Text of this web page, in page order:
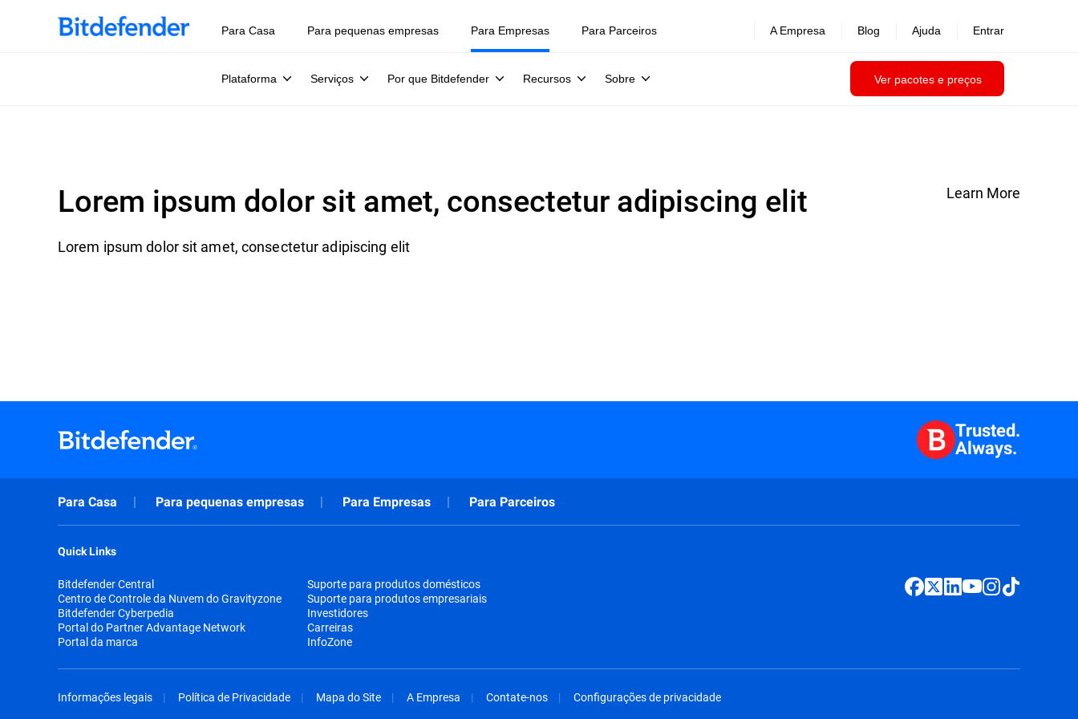
Para Casa Para pequenas empresas Para Empresas
Plataforma Serviços Por que Bitdefender Recursos Sobre Ver pacotes e preços
Para Parceiros A Empresa Blog Ajuda Entrar
Lorem ipsum dolor sit amet, consectetur adipiscing elit
Lorem ipsum dolor sit amet, consectetur adipiscing elit
Learn More
Trusted.
Always.
Para Casa Para pequenas empresas Para Empresas Para Parceiros
Quick Links
Bitdefender Central
Centro de Controle da Nuvem do Gravityzone
Bitdefender Cyberpedia
Portal do Partner Advantage Network
Portal da marca
Suporte para produtos domésticos
Suporte para produtos empresariais
Investidores
Carreiras
InfoZone
Informações legais Política de Privacidade Mapa do Site A Empresa Contate-nos Configurações de privacidade